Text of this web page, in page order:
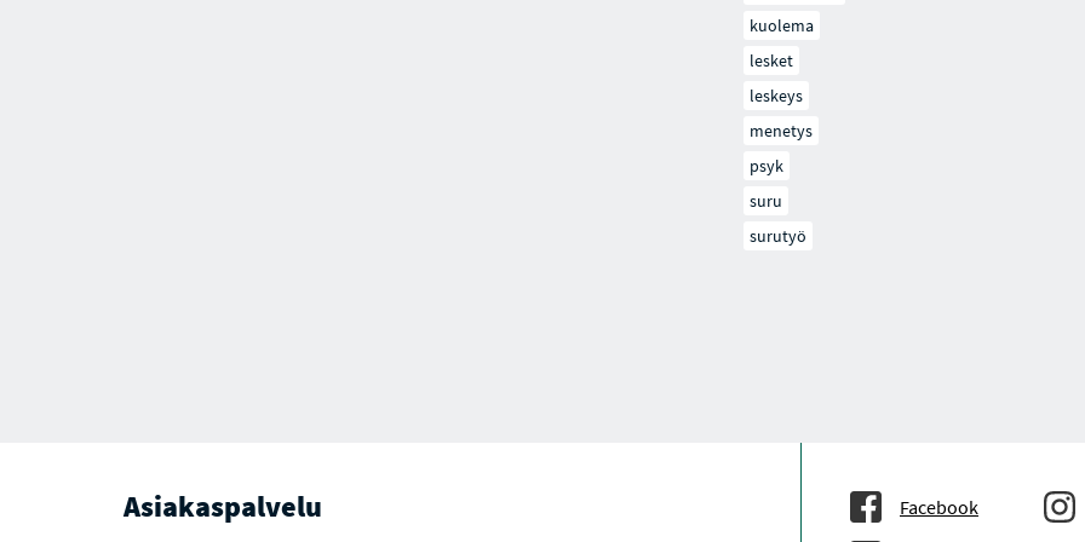
kuolema
lesket
leskeys
menetys
psyk
suru
surutyö
Asiakaspalvelu Facebook